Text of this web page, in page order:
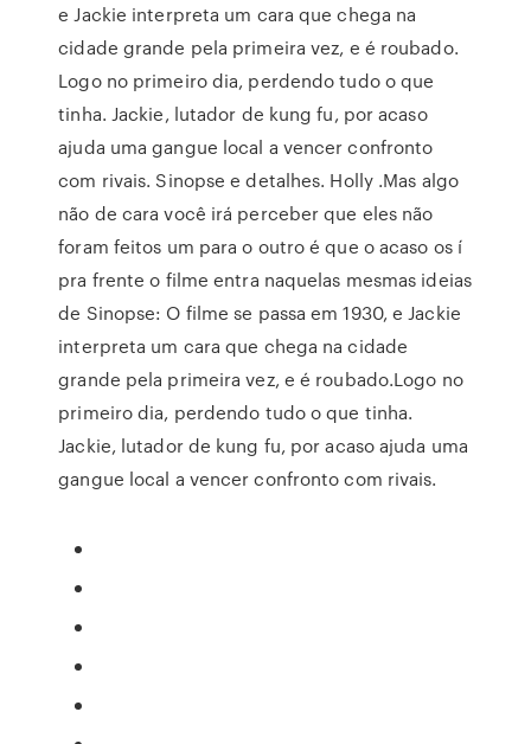
e Jackie interpreta um cara que chega na
cidade grande pela primeira vez, e é roubado.
Logo no primeiro dia, perdendo tudo o que
tinha. Jackie, lutador de kung fu, por acaso
ajuda uma gangue local a vencer confronto
com rivais. Sinopse e detalhes. Holly .Mas algo
não de cara você irá perceber que eles não
foram feitos um para o outro é que o acaso os í
pra frente o filme entra naquelas mesmas ideias
de Sinopse: O filme se passa em 1930, e Jackie
interpreta um cara que chega na cidade
grande pela primeira vez, e é roubado.Logo no
primeiro dia, perdendo tudo o que tinha.
Jackie, lutador de kung fu, por acaso ajuda uma
gangue local a vencer confronto com rivais.